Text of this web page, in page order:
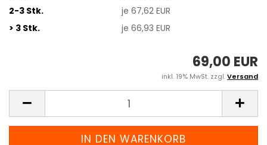
2-3 Stk.
je 67,62 EUR
> 3 Stk.
je 66,93 EUR
69,00 EUR
inkl. 19% MwSt. zzgl.Versand